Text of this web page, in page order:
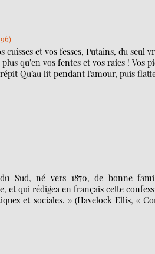
cuisses et vos fesses, Putains, du seul
qu’en vos fentes et vos raies ! Vos
Qu’au lit pendant l’amour, puis
Sud, né vers 1870, de bonne
et qui rédigea en français cette
et sociales. » (Havelock Ellis, «